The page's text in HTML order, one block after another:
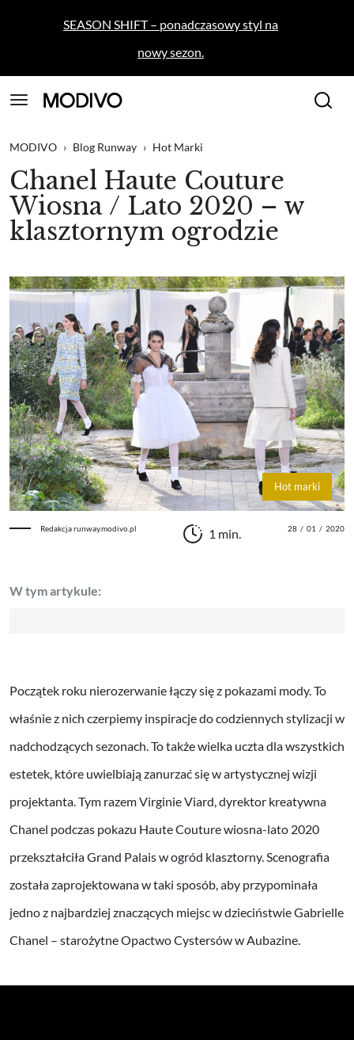
SEASON SHIFT – ponadczasowy styl na
nowy sezon.
MODIVO › Blog Runway › Hot Marki
Chanel Haute Couture
Wiosna / Lato 2020 – w
klasztornym ogrodzie
Hot marki
Redakcja runway.modivo.pl 1 min. 28 / 01 / 2020
W tym artykule:
Początek roku nierozerwanie łączy się z pokazami mody. To
właśnie z nich czerpiemy inspiracje do codziennych stylizacji w
nadchodzących sezonach. To także wielka uczta dla wszystkich
estetek, które uwielbiają zanurzać się w artystycznej wizji
projektanta. Tym razem Virginie Viard, dyrektor kreatywna
Chanel podczas pokazu Haute Couture wiosna-lato 2020
przekształciła Grand Palais w ogród klasztorny. Scenografia
została zaprojektowana w taki sposób, aby przypominała
jedno z najbardziej znaczących miejsc w dzieciństwie Gabrielle
Chanel – starożytne Opactwo Cystersów w Aubazine.